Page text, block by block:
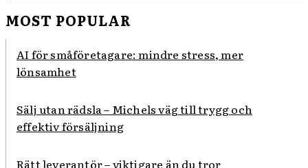
MOST POPULAR
AI för småföretagare: mindre stress, mer
lönsamhet
Sälj utan rädsla – Michels väg till trygg och
effektiv försäljning
Rätt leverantör – viktigare än du tror